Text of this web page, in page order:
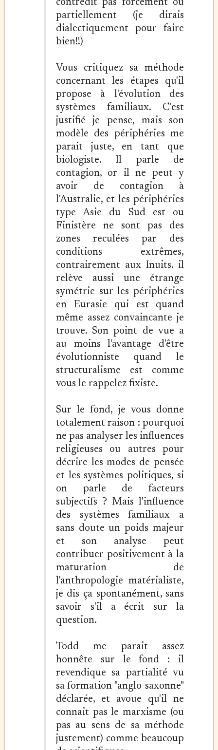
contredit pas forcément ou
partiellement (je dirais
dialectiquement pour faire
bien!!)
Vous critiquez sa méthode
concernant les étapes qu'il
propose à l'évolution des
systèmes familiaux. C'est
justifié je pense, mais son
modèle des périphéries me
parait juste, en tant que
biologiste. Il parle de
contagion, or il ne peut y
avoir de contagion à
l'Australie, et les périphéries
type Asie du Sud est ou
Finistère ne sont pas des
zones reculées par des
conditions extrêmes,
contrairement aux Inuits. il
relève aussi une étrange
symétrie sur les périphéries
en Eurasie qui est quand
même assez convaincante je
trouve. Son point de vue a
au moins l'avantage d'être
évolutionniste quand le
structuralisme est comme
vous le rappelez fixiste.
Sur le fond, je vous donne
totalement raison : pourquoi
ne pas analyser les influences
religieuses ou autres pour
décrire les modes de pensée
et les systèmes politiques, si
on parle de facteurs
subjectifs ? Mais l'influence
des systèmes familiaux a
sans doute un poids majeur
et son analyse peut
contribuer positivement à la
maturation de
l'anthropologie matérialiste,
je dis ça spontanément, sans
savoir s'il a écrit sur la
question.
Todd me parait assez
honnête sur le fond : il
revendique sa partialité vu
sa formation "anglo-saxonne"
déclarée, et avoue qu'il ne
connait pas le marxisme (ou
pas au sens de sa méthode
justement) comme beaucoup